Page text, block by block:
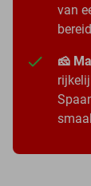
van
🧀